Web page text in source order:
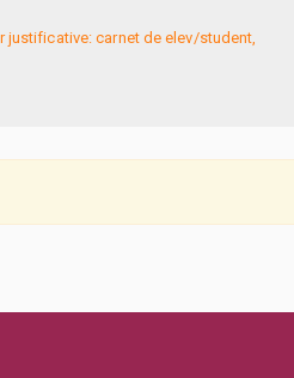
carnet de elev/student,